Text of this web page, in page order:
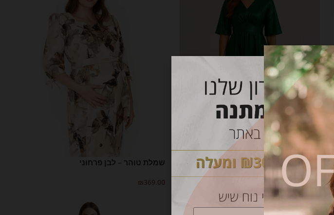
שמלת שקד – ירוק
₪369.00
בחר אפשרויות
שמלת טוהר – לבן פרחוני
₪369.00